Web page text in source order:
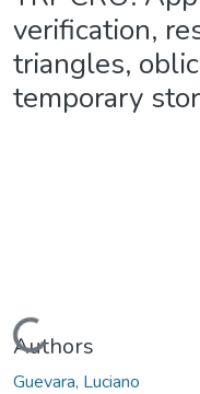
verification,
triangles,
temporary
Cargando...
Authors
Guevara, Luciano